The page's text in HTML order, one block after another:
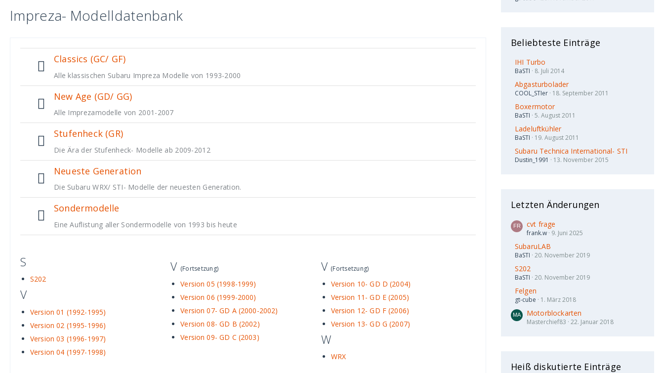
Impreza- Modelldatenbank
Classics (GC/ GF)
Alle klassischen Subaru Impreza Modelle von 1993-2000
New Age (GD/ GG)
Alle Imprezamodelle von 2001-2007
Stufenheck (GR)
Die Ära der Stufenheck- Modelle ab 2009-2012
Neueste Generation
Die Subaru WRX/ STI- Modelle der neuesten Generation.
Sondermodelle
Eine Auflistung aller Sondermodelle von 1993 bis heute
S
S202
V
Version 01 (1992-1995)
Version 02 (1995-1996)
Version 03 (1996-1997)
Version 04 (1997-1998)
V (Fortsetzung)
Version 05 (1998-1999)
Version 06 (1999-2000)
Version 07- GD A (2000-2002)
Version 08- GD B (2002)
Version 09- GD C (2003)
V (Fortsetzung)
Version 10- GD D (2004)
Version 11- GD E (2005)
Version 12- GD F (2006)
Version 13- GD G (2007)
W
WRX
Beliebteste Einträge
IHI Turbo
BaSTI 8. Juli 2014
Abgasturbolader
COOL_STIer 18. September 2011
Boxermotor
BaSTI 5. August 2011
Ladeluftkühler
BaSTI 19. August 2011
Subaru Technica International- STI
Dustin_1991 13. November 2015
Letzten Änderungen
cvt frage
frank.w 9. Juni 2025
SubaruLAB
BaSTI 20. November 2019
S202
BaSTI 20. November 2019
Felgen
gt-cube 1. März 2018
Motorblockarten
Masterchief83 22. Januar 2018
Heiß diskutierte Einträge